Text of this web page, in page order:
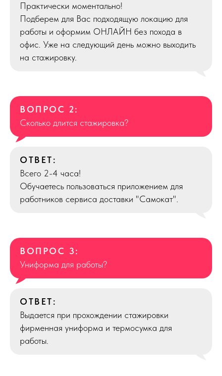
Практически моментально!
Подберем для Вас подходящую локацию для
работы и оформим ОНЛАЙН без похода в
офис. Уже на следующий день можно выходить
на стажировку.
ВОПРОС 2:
Сколько длится стажировка?
ОТВЕТ:
Всего 2-4 часа!
Обучаетесь пользоваться приложением для
работников сервиса доставки "Самокат".
ВОПРОС 3:
Униформа для работы?
ОТВЕТ:
Выдается при прохождении стажировки
фирменная униформа и термосумка для
работы.